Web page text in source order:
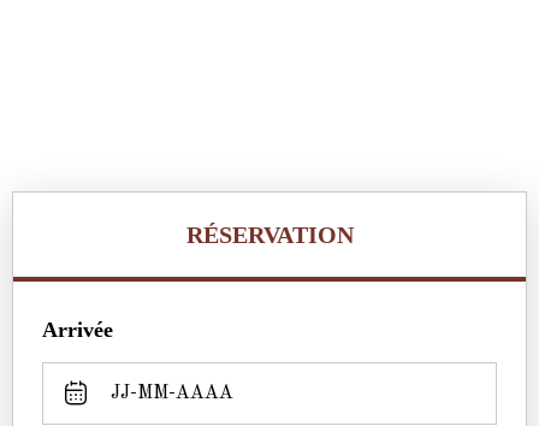
RÉSERVATION
Arrivée